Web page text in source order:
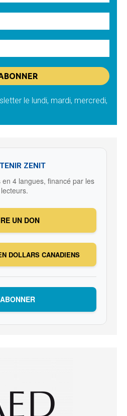
le lundi, mardi, mercredi,
ZENIT
4 langues, financé par les
lecteurs.
UN DON
DOLLARS CANADIENS